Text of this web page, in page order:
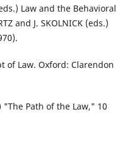
Law and the Behavioral
and J. SKOLNICK (eds.)
of Law. Oxford: Clarendon
"The Path of the Law," 10